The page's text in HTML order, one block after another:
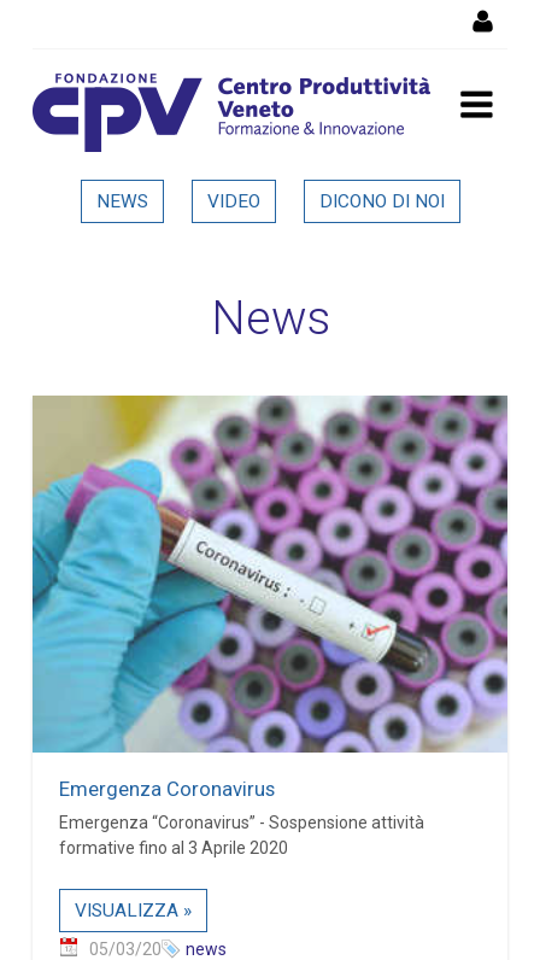
Dettaglio in evidenza
NEWS VIDEO DICONO DI NOI
News
Emergenza Coronavirus
Emergenza “Coronavirus” - Sospensione attività
formative fino al 3 Aprile 2020
VISUALIZZA »
05/03/20 news